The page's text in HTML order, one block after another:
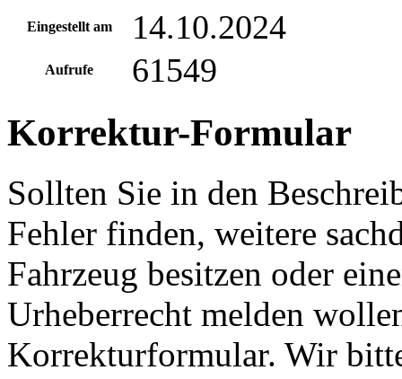
Eingestellt am 14.10.2024
Aufrufe 61549
Korrektur-Formular
Sollten Sie in den
Fehler finden, weitere
Fahrzeug besitzen oder
Urheberrecht melden
Korrekturformular. Wir